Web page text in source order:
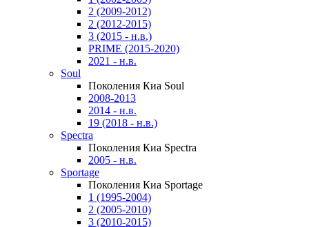
2 (2009-2012)
2 (2012-2015)
3 (2015 - н.в.)
PRIME (2015-2020)
2021 - н.в.
Soul
Поколения Киа Soul
2008-2013
2014 - н.в.
19 (2018 - н.в.)
Spectra
Поколения Киа Spectra
2005 - н.в.
Sportage
Поколения Киа Sportage
1 (1995-2004)
2 (2005-2010)
3 (2010-2015)